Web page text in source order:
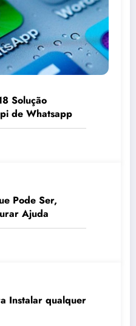
Solução
de Whatsapp
Pode Ser,
Ajuda
Instalar qualquer